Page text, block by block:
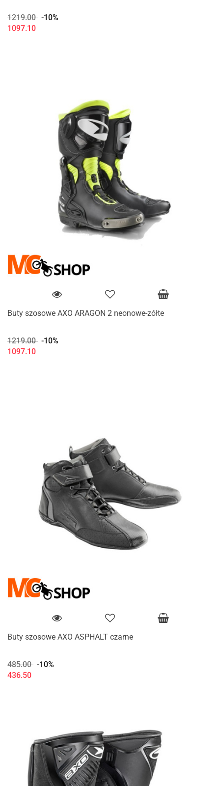
1219.00 -10%
1097.10
Buty szosowe AXO ARAGON 2 neonowe-zółte
1219.00 -10%
1097.10
Buty szosowe AXO ASPHALT czarne
485.00 -10%
436.50